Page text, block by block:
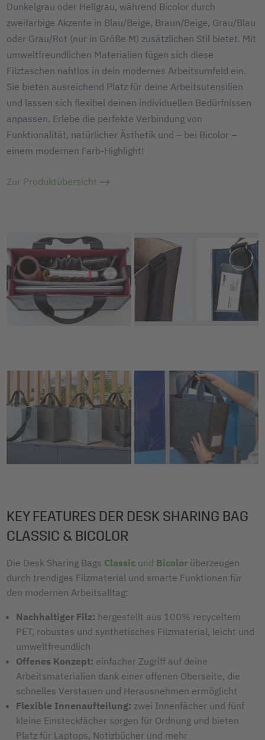
Dunkelgrau oder Hellgrau, während Bicolor durch
zweifarbige Akzente in Blau/Beige, Braun/Beige, Grau/Blau
oder Grau/Rot (nur in Größe M) zusätzlichen Stil bietet. Mit
umweltfreundlichen Materialien fügen sich diese
Filztaschen nahtlos in dein modernes Arbeitsumfeld ein.
Sie bieten ausreichend Platz für deine Arbeitsutensilien
und lassen sich flexibel deinen individuellen Bedürfnissen
anpassen. Erlebe die perfekte Verbindung von
Funktionalität, natürlicher Ästhetik und – bei Bicolor –
einem modernen Farb-Highlight!
Zur Produktübersicht
KEY FEATURES DER DESK SHARING BAG
CLASSIC & BICOLOR
Die Desk Sharing Bags Classic und Bicolor überzeugen
durch trendiges Filzmaterial und smarte Funktionen für
den modernen Arbeitsalltag:
Nachhaltiger Filz: hergestellt aus 100% recyceltem
PET, robustes und synthetisches Filzmaterial, leicht und
umweltfreundlich
Offenes Konzept: einfacher Zugriff auf deine
Arbeitsmaterialien dank einer offenen Oberseite, die
schnelles Verstauen und Herausnehmen ermöglicht
Flexible Innenaufteilung: zwei Innenfächer und fünf
kleine Einsteckfächer sorgen für Ordnung und bieten
Platz für Laptops, Notizbücher und mehr